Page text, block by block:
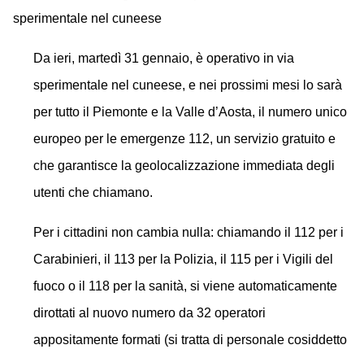
sperimentale nel cuneese
Da ieri, martedì 31 gennaio, è operativo in via
sperimentale nel cuneese, e nei prossimi mesi lo sarà
per tutto il Piemonte e la Valle d’Aosta, il numero unico
europeo per le emergenze 112, un servizio gratuito e
che garantisce la geolocalizzazione immediata degli
utenti che chiamano.
Per i cittadini non cambia nulla: chiamando il 112 per i
Carabinieri, il 113 per la Polizia, il 115 per i Vigili del
fuoco o il 118 per la sanità, si viene automaticamente
dirottati al nuovo numero da 32 operatori
appositamente formati (si tratta di personale cosiddetto